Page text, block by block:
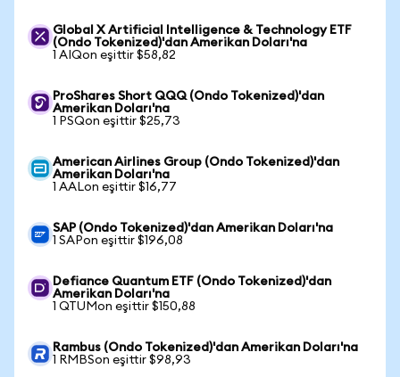
Global X Artificial Intelligence & Technology ETF
(Ondo Tokenized)'dan Amerikan Doları'na
1 AIQon eşittir $58,82
ProShares Short QQQ (Ondo Tokenized)'dan
Amerikan Doları'na
1 PSQon eşittir $25,73
American Airlines Group (Ondo Tokenized)'dan
Amerikan Doları'na
1 AALon eşittir $16,77
SAP (Ondo Tokenized)'dan Amerikan Doları'na
1 SAPon eşittir $196,08
Defiance Quantum ETF (Ondo Tokenized)'dan
Amerikan Doları'na
1 QTUMon eşittir $150,88
Rambus (Ondo Tokenized)'dan Amerikan Doları'na
1 RMBSon eşittir $98,93